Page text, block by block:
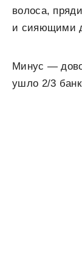
волоса,
и сияющими
Минус —
ушло 2/3